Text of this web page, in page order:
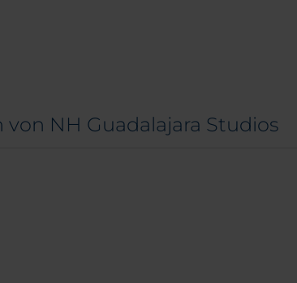
NH Guadalajara Studios